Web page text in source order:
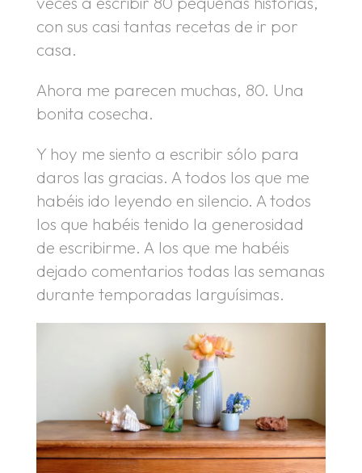
con sus casi tantas recetas de ir por
casa.
Ahora me parecen muchas, 80. Una
bonita cosecha.
Y hoy me siento a escribir sólo para
daros las gracias. A todos los que me
habéis ido leyendo en silencio. A todos
los que habéis tenido la generosidad
de escribirme. A los que me habéis
dejado comentarios todas las semanas
durante temporadas larguísimas.